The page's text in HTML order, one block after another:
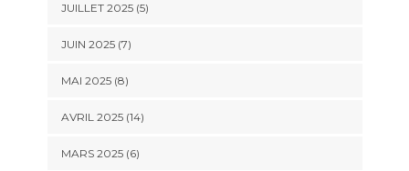
JUILLET 2025 (5)
JUIN 2025 (7)
MAI 2025 (8)
AVRIL 2025 (14)
MARS 2025 (6)